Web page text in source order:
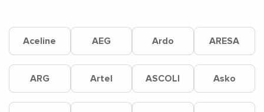
Aceline AEG Ardo ARESA
ARG Artel ASCOLI Asko